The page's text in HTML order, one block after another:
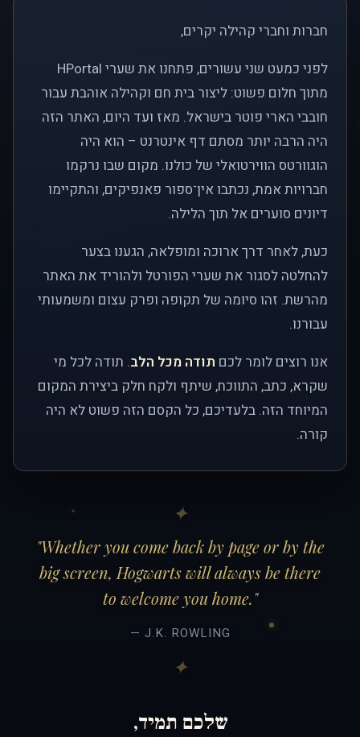
חברות וחברי קהילה יקרים,
לפני כמעט שני עשורים, פתחנו את שערי HPortal
מתוך חלום פשוט: ליצור בית חם וקהילה אוהבת עבור
חובבי הארי פוטר בישראל. מאז ועד היום, האתר הזה
היה הרבה יותר מסתם דף אינטרנט – הוא היה
הוגוורטס הווירטואלי של כולנו. מקום שבו נרקמו
חברויות אמת, נכתבו אין־ספור פאנפיקים, והתקיימו
דיונים סוערים אל תוך הלילה.
כעת, לאחר דרך ארוכה ומופלאה, הגענו בצער
להחלטה לסגור את שערי הפורטל ולהוריד את האתר
מהרשת. זהו סיומה של תקופה ופרק עצום ומשמעותי
עבורנו.
אנו רוצים לומר לכם תודה מכל הלב. תודה לכל מי
שקרא, כתב, התווכח, שיתף ולקח חלק ביצירת המקום
המיוחד הזה. בלעדיכם, כל הקסם הזה פשוט לא היה
קורה.
"Whether you come back by page or by the
big screen, Hogwarts will always be there
to welcome you home."
— J.K. ROWLING
שלכם תמיד,